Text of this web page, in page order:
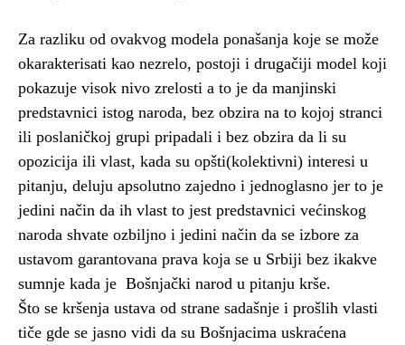
Za razliku od ovakvog modela ponašanja koje se može
okarakterisati kao nezrelo, postoji i drugačiji model koji
pokazuje visok nivo zrelosti a to je da manjinski
predstavnici istog naroda, bez obzira na to kojoj stranci
ili poslaničkoj grupi pripadali i bez obzira da li su
opozicija ili vlast, kada su opšti(kolektivni) interesi u
pitanju, deluju apsolutno zajedno i jednoglasno jer to je
jedini način da ih vlast to jest predstavnici većinskog
naroda shvate ozbiljno i jedini način da se izbore za
ustavom garantovana prava koja se u Srbiji bez ikakve
sumnje kada je Bošnjački narod u pitanju krše.
Što se kršenja ustava od strane sadašnje i prošlih vlasti
tiče gde se jasno vidi da su Bošnjacima uskraćena